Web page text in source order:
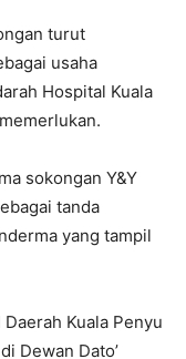
turut
usaha
Hospital Kuala
sokongan Y&Y
tanda
yang tampil
Kuala Penyu
Dewan Dato’